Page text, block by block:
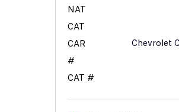
NAT
CAT
CAR
Chevrolet
#
CAT #